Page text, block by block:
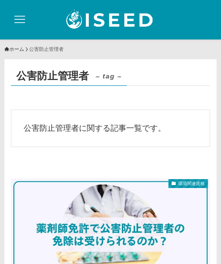
ホーム 公害防止管理者
公害防止管理者 – tag –
公害防止管理者に関する記事一覧です。
環境関連資格